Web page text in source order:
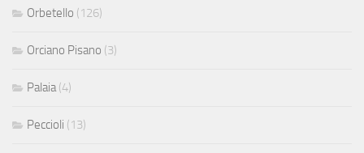
Orbetello (126)
Orciano Pisano (3)
Palaia (4)
Peccioli (13)